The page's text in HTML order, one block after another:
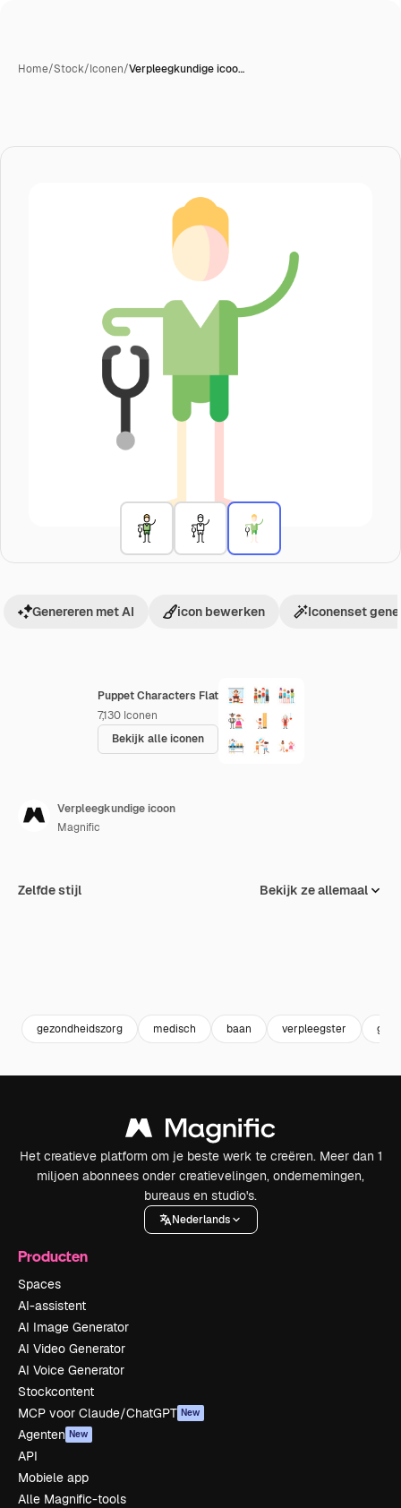
Home/Stock/Iconen/Verpleegkundige icoo…
Puppet Characters Flat
7,130 Iconen
Bekijk alle iconen
Genereren met AI icon bewerken Iconenset
Verpleegkundige icoon
Magnific
Zelfde stijl Bekijk ze allemaal
gezondheidszorg medisch baan verpleegster
Het creatieve platform om je beste werk te creëren. Meer dan 1
miljoen abonnees onder creatievelingen, ondernemingen,
bureaus en studio's.
Nederlands
Producten
Spaces
AI-assistent
AI Image Generator
AI Video Generator
AI Voice Generator
Stockcontent
MCP voor Claude/ChatGPT New
Agenten New
API
Mobiele app
Alle Magnific-tools